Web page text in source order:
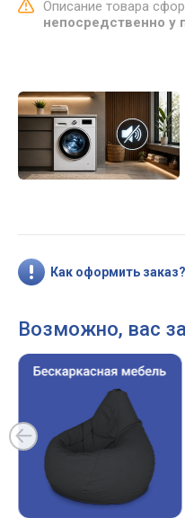
Описание товара
непосредственно у
Как оформить заказ?
Возможно, вас